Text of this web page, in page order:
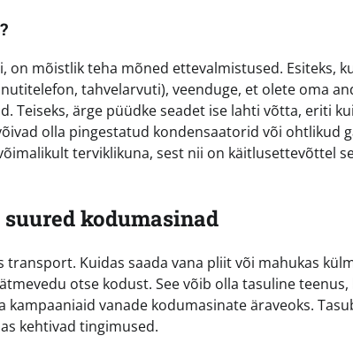
on mõistlik teha mõned ettevalmistused. Esiteks,
tahvelarvuti), veenduge, et olete oma
Teiseks, ärge püüdke seadet ise lahti võtta, eriti
olla pingestatud kondensaatorid või ohtlikud
terviklikuna, sest nii on käitlusettevõttel
kodumasinad
Kuidas saada vana pliit või mahukas
otse kodust. See võib olla tasuline
vanade kodumasinate äraveoks.
kehtivad tingimused.